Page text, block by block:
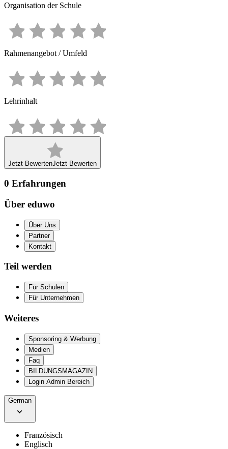
Organisation der Schule
Rahmenangebot / Umfeld
Lehrinhalt
Jetzt BewertenJetzt Bewerten
0 Erfahrungen
Über eduwo
Über Uns
Partner
Kontakt
Teil werden
Für Schulen
Für Unternehmen
Weiteres
Sponsoring & Werbung
Medien
Faq
BILDUNGSMAGAZIN
Login Admin Bereich
German
Französisch
Englisch